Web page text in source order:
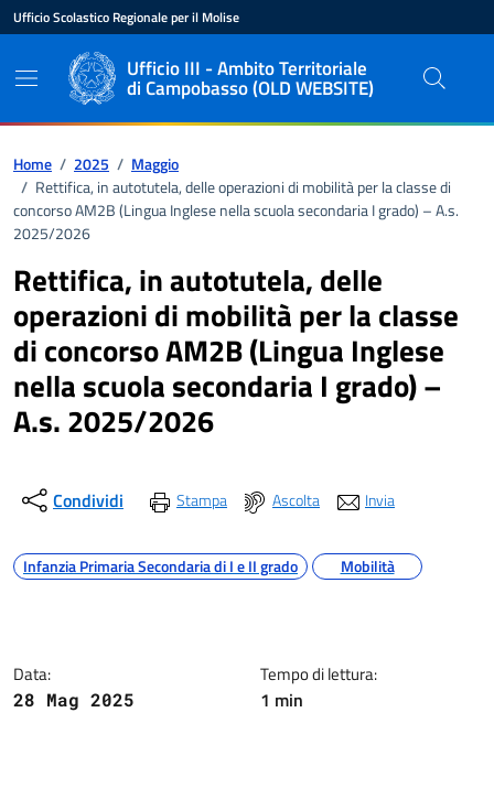
Vai ai contenuti
Vai al pié di pagina
Ente di appartenenza
Ufficio Scolastico Regionale per il Molise
Nome dell'enteUfficio III - Ambito Territoriale
di Campobasso (OLD WEBSITE)
Percorso di navigazione
Home / 2025 / Maggio
/ Rettifica, in autotutela, delle operazioni di mobilità per la classe di
concorso AM2B (Lingua Inglese nella scuola secondaria I grado) – A.s.
2025/2026
Rettifica, in autotutela, delle
operazioni di mobilità per la classe
di concorso AM2B (Lingua Inglese
nella scuola secondaria I grado) –
A.s. 2025/2026
Condividi Stampa Ascolta Invia
Argomenti
Infanzia Primaria Secondaria di I e II grado Mobilità
Data:
28 Mag 2025
Tempo di lettura:
1 min